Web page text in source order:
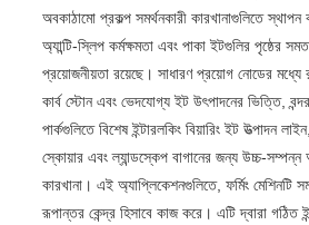
অবকাঠামো প্রকল্প সমর্থনকারী কারখানাগুলিতে
অ্যান্টি-স্লিপ কর্মক্ষমতা এবং পাকা ইটগুলির পৃষ্ঠের
প্রয়োজনীয়তা রয়েছে। সাধারণ প্রয়োগ নোডের মধ্যে
কার্ব স্টোন এবং ভেদযোগ্য ইট উৎপাদনের ভিত্তি,
পার্কগুলিতে বিশেষ ইন্টারলকিং বিয়ারিং ইট উত্পাদন
স্কোয়ার এবং ল্যান্ডস্কেপ বাগানের জন্য উচ্চ-সম্পন্ন
কারখানা। এই অ্যাপ্লিকেশনগুলিতে, ফর্মিং মেশিনটি
রূপান্তর কেন্দ্র হিসাবে কাজ করে। এটি দ্বারা গঠিত